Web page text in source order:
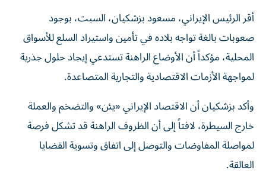
أقر الرئيس الإيراني، مسعود بزشكيان، السبت، بوجود
صعوبات بالغة تواجه بلاده في تأمين واستيراد السلع للأسواق
المحلية، مؤكداً أن الأوضاع الراهنة تستدعي إيجاد حلول جذرية
لمواجهة الأزمات الاقتصادية والتجارية المتصاعدة.
وأكد بزشكيان أن الاقتصاد الإيراني «يئن» والتضخم والعملة
خارج السيطرة، لافتاً إلى أن الظروف الراهنة قد تشكل فرصة
لمواصلة المفاوضات والتوصل إلى اتفاق وتسوية القضايا
العالقة.